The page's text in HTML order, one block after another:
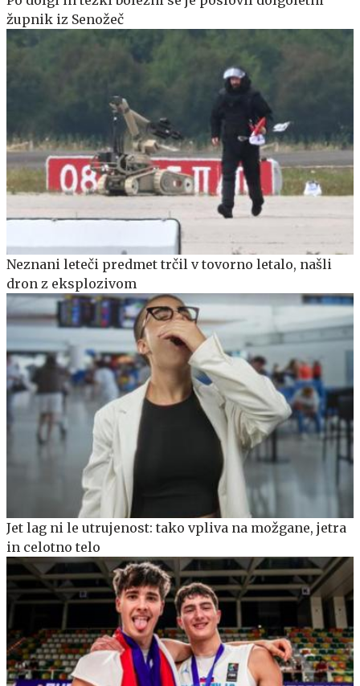
župnik iz Senožeč
Neznani leteči predmet trčil v tovorno letalo, našli
dron z eksplozivom
Jet lag ni le utrujenost: tako vpliva na možgane, jetra
in celotno telo